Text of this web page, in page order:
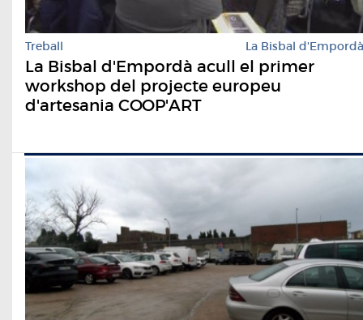
Treball La Bisbal d'Empordà
La Bisbal d'Empordà acull el primer
workshop del projecte europeu
d'artesania COOP'ART